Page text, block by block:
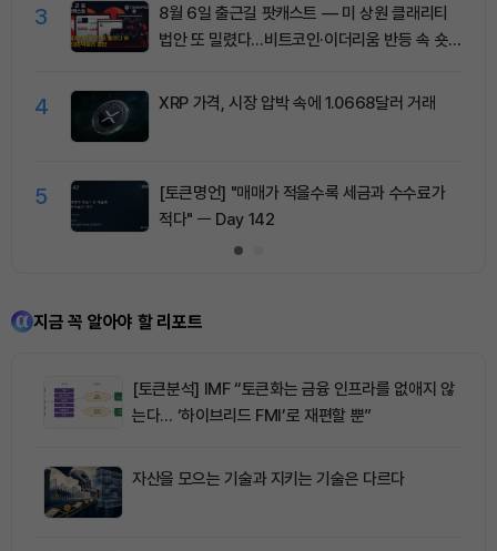
3
8월 6일 출근길 팟캐스트 — 미 상원 클래리티
법안 또 밀렸다…비트코인·이더리움 반등 속 숏
4 XRP 가격, 시장 압박 속에 1.0668달러 거래
5
[토큰명언] "매매가 적을수록 세금과 수수료가
적다" ㅡ Day 142
지금 꼭 알아야 할 리포트
[토큰분석] IMF “토큰화는 금융 인프라를 없애지 않
는다… ‘하이브리드 FMI’로 재편할 뿐”
자산을 모으는 기술과 지키는 기술은 다르다